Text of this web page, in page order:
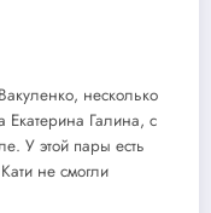
несколько
Екатерина Галина, с
У этой пары есть
не смогли